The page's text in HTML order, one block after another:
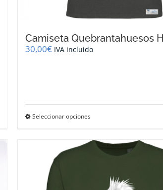
Camiseta Quebrantahuesos
30,00€ IVA incluido
Seleccionar opciones
múltiples
variantes.
opciones